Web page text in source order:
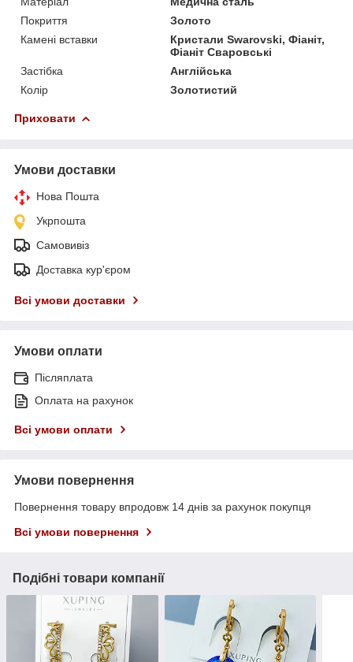
Покриття
Золото
Камені вставки
Кристали Swarovski, Фіаніт,
Фіаніт Сваровські
Застібка
Англійська
Колір
Золотистий
Приховати
Умови доставки
Нова Пошта
Укрпошта
Самовивіз
Доставка кур'єром
Всі умови доставки
Умови оплати
Післяплата
Оплата на рахунок
Всі умови оплати
Умови повернення
Повернення товару впродовж 14 днів за рахунок покупця
Всі умови повернення
Подібні товари компанії